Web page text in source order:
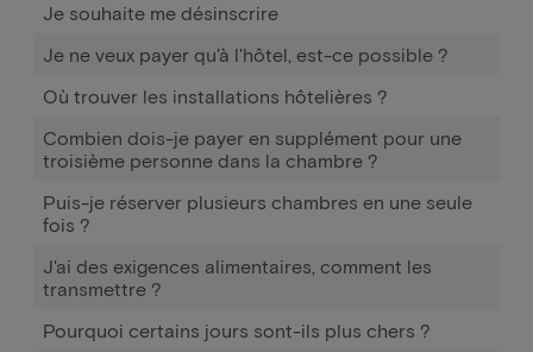
Je souhaite me désinscrire
Je ne veux payer qu'à l'hôtel, est-ce possible ?
Où trouver les installations hôtelières ?
Combien dois-je payer en supplément pour une
troisième personne dans la chambre ?
Puis-je réserver plusieurs chambres en une seule
fois ?
J'ai des exigences alimentaires, comment les
transmettre ?
Pourquoi certains jours sont-ils plus chers ?